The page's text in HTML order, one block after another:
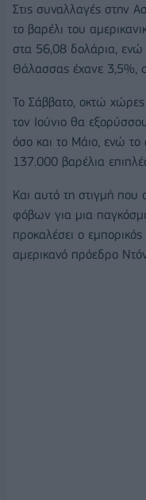
Στις συναλλαγές στην
το βαρέλι του
στα 56,08 δολάρια, ενώ
Θάλασσας έχανε 3,5%,
Το Σάββατο, οκτώ
τον Ιούνιο θα
όσο και το Μάιο, ενώ το
137.000 βαρέλια
Και αυτό τη στιγμή που
φόβων για μια
προκαλέσει ο
αμερικανό πρόεδρο